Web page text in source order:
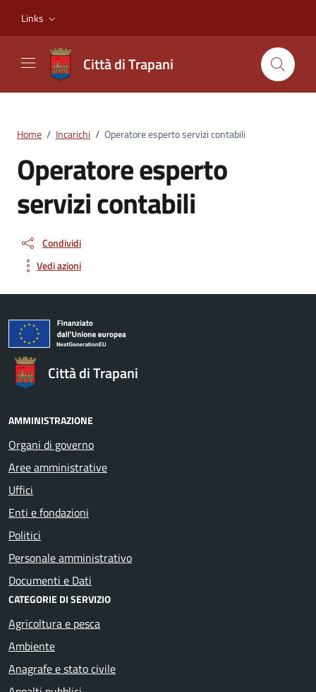
Links
Città di Trapani
Home / Incarichi / Operatore esperto servizi contabili
Operatore esperto
servizi contabili
Condividi
Vedi azioni
Città di Trapani
AMMINISTRAZIONE
Organi di governo
Aree amministrative
Uffici
Enti e fondazioni
Politici
Personale amministrativo
Documenti e Dati
CATEGORIE DI SERVIZIO
Agricoltura e pesca
Ambiente
Anagrafe e stato civile